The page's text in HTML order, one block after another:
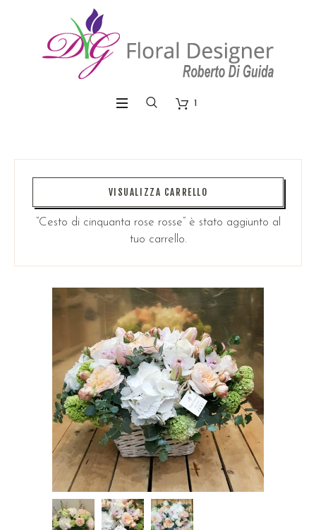
1
VISUALIZZA CARRELLO
“Cesto di cinquanta rose rosse” è stato aggiunto al
tuo carrello.